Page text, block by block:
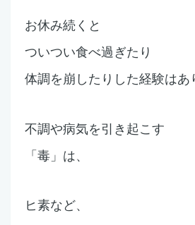
お休み続くと
ついつい食べ過ぎたり
体調を崩したりした経験はあ
不調や病気を引き起こす
「毒」は、
ヒ素など、